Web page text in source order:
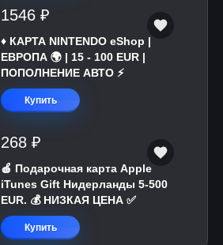
1546 ₽
♦️ КАРТА NINTENDO eShop |
ЕВРОПА 🌍 | 15 - 100 EUR |
ПОПОЛНЕНИЕ АВТО ⚡
Купить
268 ₽
🍎 Подарочная карта Apple
iTunes Gift Нидерланды 5-500
EUR. 💰 НИЗКАЯ ЦЕНА ✅
Купить